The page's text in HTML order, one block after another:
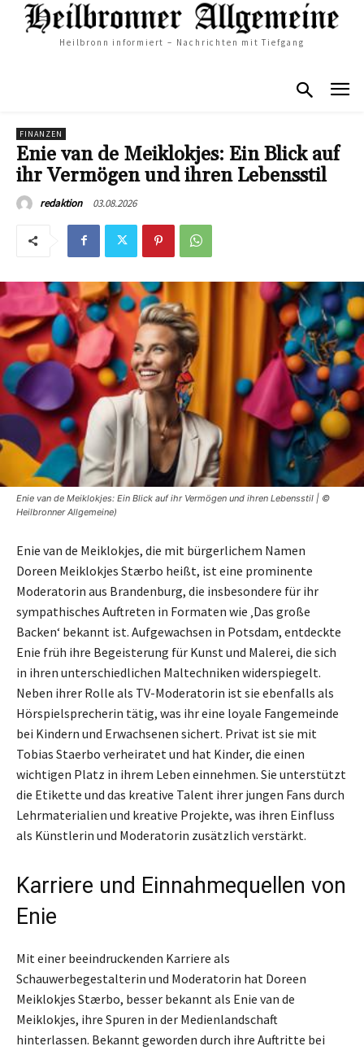
Heilbronn informiert – Nachrichten mit Tiefgang
FINANZEN
Enie van de Meiklokjes: Ein Blick auf
ihr Vermögen und ihren Lebensstil
redaktion 03.08.2026
Enie van de Meiklokjes: Ein Blick auf ihr Vermögen und ihren Lebensstil | ©
Heilbronner Allgemeine)
Enie van de Meiklokjes, die mit bürgerlichem Namen
Doreen Meiklokjes Stærbo heißt, ist eine prominente
Moderatorin aus Brandenburg, die insbesondere für ihr
sympathisches Auftreten in Formaten wie ‚Das große
Backen‘ bekannt ist. Aufgewachsen in Potsdam, entdeckte
Enie früh ihre Begeisterung für Kunst und Malerei, die sich
in ihren unterschiedlichen Maltechniken widerspiegelt.
Neben ihrer Rolle als TV-Moderatorin ist sie ebenfalls als
Hörspielsprecherin tätig, was ihr eine loyale Fangemeinde
bei Kindern und Erwachsenen sichert. Privat ist sie mit
Tobias Staerbo verheiratet und hat Kinder, die einen
wichtigen Platz in ihrem Leben einnehmen. Sie unterstützt
die Etikette und das kreative Talent ihrer jungen Fans durch
Lehrmaterialien und kreative Projekte, was ihren Einfluss
als Künstlerin und Moderatorin zusätzlich verstärkt.
Karriere und Einnahmequellen von
Enie
Mit einer beeindruckenden Karriere als
Schauwerbegestalterin und Moderatorin hat Doreen
Meiklokjes Stærbo, besser bekannt als Enie van de
Meiklokjes, ihre Spuren in der Medienlandschaft
hinterlassen. Bekannt geworden durch ihre Auftritte bei